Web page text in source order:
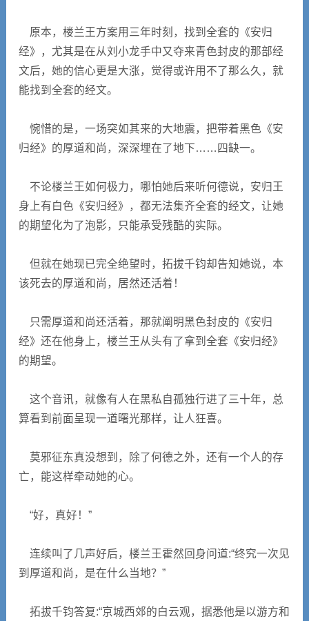
原本，楼兰王方案用三年时刻，找到全套的《安归
经》，尤其是在从刘小龙手中又夺来青色封皮的那部经
文后，她的信心更是大涨，觉得或许用不了那么久，就
能找到全套的经文。
惋惜的是，一场突如其来的大地震，把带着黑色《安
归经》的厚道和尚，深深埋在了地下……四缺一。
不论楼兰王如何极力，哪怕她后来听何德说，安归王
身上有白色《安归经》，都无法集齐全套的经文，让她
的期望化为了泡影，只能承受残酷的实际。
但就在她现已完全绝望时，拓拔千钧却告知她说，本
该死去的厚道和尚，居然还活着！
只需厚道和尚还活着，那就阐明黑色封皮的《安归
经》还在他身上，楼兰王从头有了拿到全套《安归经》
的期望。
这个音讯，就像有人在黑私自孤独行进了三十年，总
算看到前面呈现一道曙光那样，让人狂喜。
莫邪征东真没想到，除了何德之外，还有一个人的存
亡，能这样牵动她的心。
“好，真好！”
连续叫了几声好后，楼兰王霍然回身问道:“终究一次见
到厚道和尚，是在什么当地？”
拓拔千钧答复:“京城西郊的白云观，据悉他是以游方和